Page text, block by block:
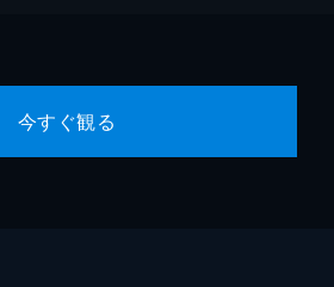
今すぐ観る